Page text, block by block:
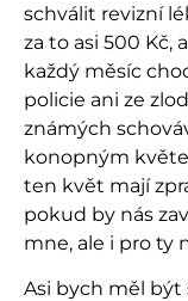
schválit revizní
za to asi 500 Kč,
každý měsíc
policie ani ze
známých
konopným
ten květ mají
pokud by nás
mne, ale i pro ty
Asi bych měl být